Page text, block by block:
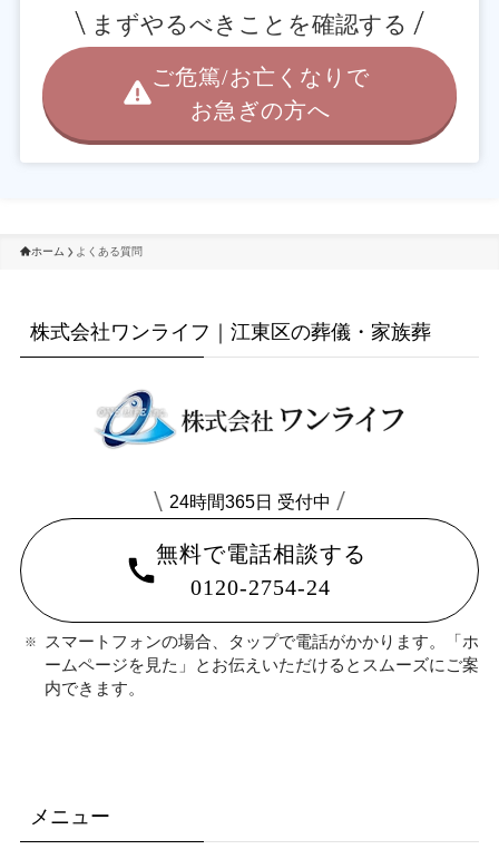
まずやるべきことを確認する
ご危篤/お亡くなりで
お急ぎの方へ
ホーム よくある質問
株式会社ワンライフ｜江東区の葬儀・家族葬
24時間365日 受付中
無料で電話相談する
0120-2754-24
スマートフォンの場合、タップで電話がかかります。「ホ
ームページを見た」とお伝えいただけるとスムーズにご案
内できます。
メニュー